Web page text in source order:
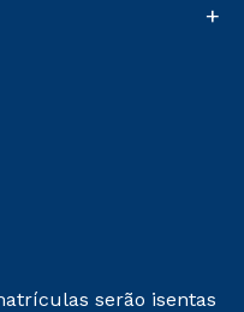
+
serão isentas